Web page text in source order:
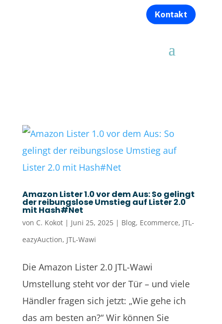
Kontakt
Amazon Lister 1.0 vor dem Aus: So gelingt
der reibungslose Umstieg auf Lister 2.0
mit Hash#Net
von C. Kokot| Juni 25, 2025| Blog, Ecommerce, JTL-
eazyAuction, JTL-Wawi
Die Amazon Lister 2.0 JTL-Wawi
Umstellung steht vor der Tür – und viele
Händler fragen sich jetzt: „Wie gehe ich
das am besten an?“ Wir können Sie